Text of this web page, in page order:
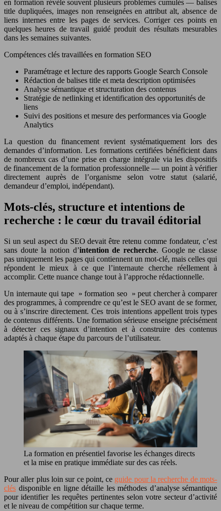
en formation révèle souvent plusieurs problèmes cumulés — balises
title dupliquées, images non renseignées en attribut alt, absence de
liens internes entre les pages de services. Corriger ces points en
quelques heures de travail guidé produit des résultats mesurables
dans les semaines suivantes.
Compétences clés travaillées en formation SEO
Paramétrage et lecture des rapports Google Search Console
Rédaction de balises title et meta description optimisées
Analyse sémantique et structuration des contenus
Stratégie de netlinking et identification des opportunités de
liens
Suivi des positions et mesure des performances via Google
Analytics
La question du financement revient systématiquement lors des
demandes d’information. Les formations certifiées bénéficient dans
de nombreux cas d’une prise en charge intégrale via les dispositifs
de financement de la formation professionnelle — un point à vérifier
directement auprès de l’organisme selon votre statut (salarié,
demandeur d’emploi, indépendant).
Mots-clés, structure et intentions de
recherche : le cœur du travail éditorial
Si un seul aspect du SEO devait être retenu comme fondateur, c’est
sans doute la notion d’intention de recherche. Google ne classe
pas uniquement les pages qui contiennent un mot-clé, mais celles qui
répondent le mieux à ce que l’internaute cherche réellement à
accomplir. Cette nuance change tout à l’approche rédactionnelle.
Un internaute qui tape » formation seo » peut chercher à comparer
des programmes, à comprendre ce qu’est le SEO avant de se former,
ou à s’inscrire directement. Ces trois intentions appellent trois types
de contenus différents. Une formation sérieuse enseigne précisément
à détecter ces signaux d’intention et à construire des contenus
adaptés à chaque étape du parcours de l’utilisateur.
La formation en présentiel favorise les échanges directs
et la mise en pratique immédiate sur des cas réels.
Pour aller plus loin sur ce point, ce guide pour la recherche de mots-
clés disponible en ligne détaille les méthodes d’analyse sémantique
pour identifier les requêtes pertinentes selon votre secteur d’activité
et le niveau de compétition sur chaque terme.